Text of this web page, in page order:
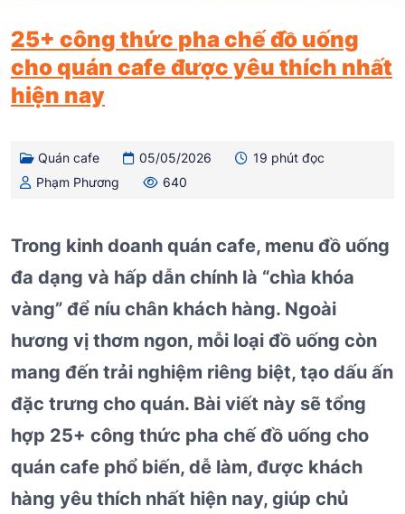
25+ công thức pha chế đồ uống
cho quán cafe được yêu thích nhất
hiện nay
Quán cafe 05/05/2026
19 phút đọc
Phạm Phương
640
Trong kinh doanh quán cafe, menu đồ uống
đa dạng và hấp dẫn chính là “chìa khóa
vàng” để níu chân khách hàng. Ngoài
hương vị thơm ngon, mỗi loại đồ uống còn
mang đến trải nghiệm riêng biệt, tạo dấu ấn
đặc trưng cho quán. Bài viết này sẽ tổng
hợp 25+ công thức pha chế đồ uống cho
quán cafe phổ biến, dễ làm, được khách
hàng yêu thích nhất hiện nay, giúp chủ